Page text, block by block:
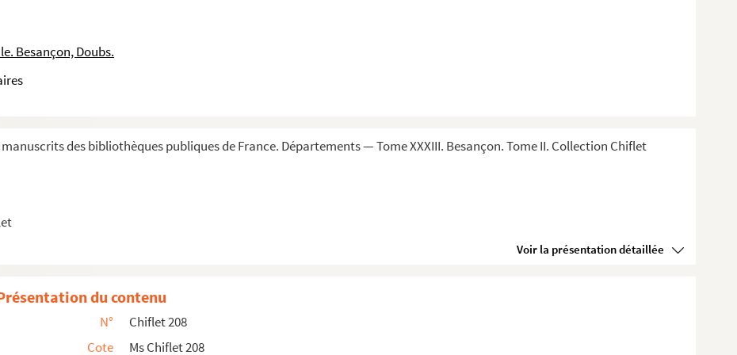
Besançon, Doubs.
des bibliothèques publiques de France. Départements — Tome XXXIII. Besançon. Tome II. Collection Chiflet
Voir la présentation détaillée
curia senatoris, Adversaria de probationibus »
et senatoris Dolani »
de Balerne
[libri III et IV] », auctore Joanne Chifletio, I. C. Vesont...
S. R. E. card., ac deinde dicti Pii II, pont. max., ...
par M. de Quinsonnas et d'Aguesseau
Nicolas et François-Xavier Chiflet (1697-1765)
du contenu
N°
Chiflet 208
Cote
Ms Chiflet 208